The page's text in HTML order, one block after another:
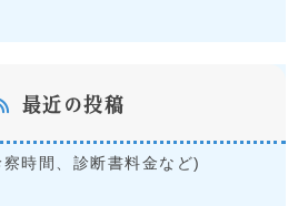
最近の投稿
時間、診断書料金など)